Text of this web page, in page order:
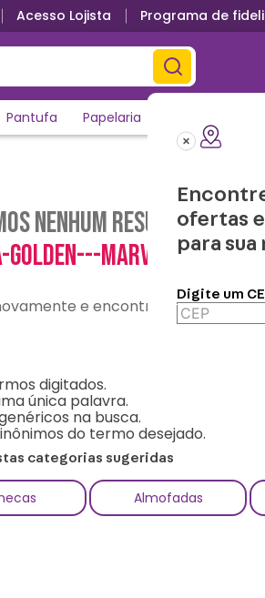
Acesso Lojista Programa de
ofertas
para sua
Digite um
Pantufa Papelaria
nenhum resultado
golden---marvel-
digitados.
única palavra.
na busca.
do termo desejado.
e encontre o que precisa
categorias sugeridas
Almofadas